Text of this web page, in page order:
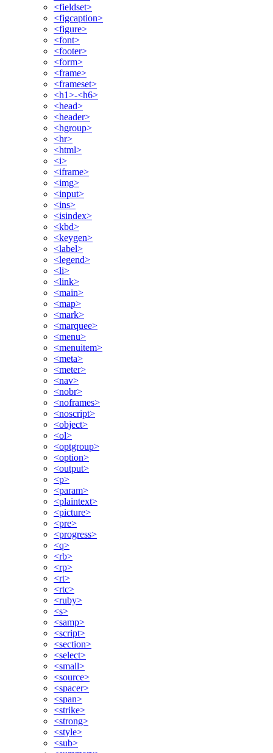
<fieldset>
<figcaption>
<figure>
<font>
<footer>
<form>
<frame>
<frameset>
<h1>-<h6>
<head>
<header>
<hgroup>
<hr>
<html>
<i>
<iframe>
<img>
<input>
<ins>
<isindex>
<kbd>
<keygen>
<label>
<legend>
<li>
<link>
<main>
<map>
<mark>
<marquee>
<menu>
<menuitem>
<meta>
<meter>
<nav>
<nobr>
<noframes>
<noscript>
<object>
<ol>
<optgroup>
<option>
<output>
<p>
<param>
<plaintext>
<picture>
<pre>
<progress>
<q>
<rb>
<rp>
<rt>
<rtc>
<ruby>
<s>
<samp>
<script>
<section>
<select>
<small>
<source>
<spacer>
<span>
<strike>
<strong>
<style>
<sub>